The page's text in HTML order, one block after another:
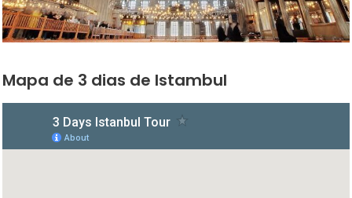
Mapa de 3 dias de Istambul